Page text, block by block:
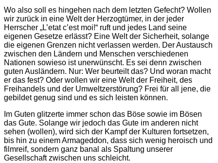
Wo also soll es hingehen nach dem letzten Gefecht? Wollen
wir zurück in eine Welt der Herzogtümer, in der jeder
Herrscher „L’etat c’est moi!“ ruft und jedes Land seine
eigenen Gesetze erlässt? Eine Welt der Sicherheit, solange
die eigenen Grenzen nicht verlassen werden. Der Austausch
zwischen den Ländern und Menschen verschiedenen
Nationen sowieso ist unerwünscht. Es sei denn zwischen
guten Ausländern. Nur: Wer beurteilt das? Und woran macht
er das fest? Oder wollen wir eine Welt der Freiheit, des
Freihandels und der Umweltzerstörung? Frei für all jene, die
gebildet genug sind und es sich leisten können.
Im Guten glitzerte immer schon das Böse sowie im Bösen
das Gute. Solange wir jedoch das Gute im anderen nicht
sehen (wollen), wird sich der Kampf der Kulturen fortsetzen,
bis hin zu einem Armageddon, dass sich wenig heroisch und
filmreif, sondern ganz banal als Spaltung unserer
Gesellschaft zwischen uns schleicht.